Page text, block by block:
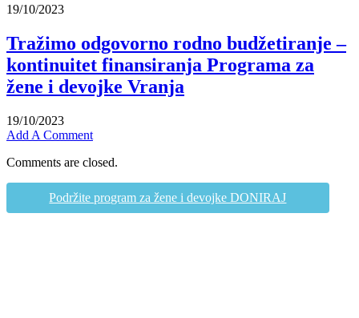
19/10/2023
Tražimo odgovorno rodno budžetiranje –
kontinuitet finansiranja Programa za
žene i devojke Vranja
19/10/2023
Add A Comment
Comments are closed.
Podržite program za žene i devojke DONIRAJ